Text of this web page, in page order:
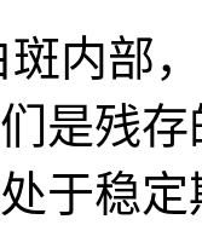
内部
是残
于稳